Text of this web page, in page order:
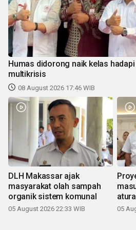
Humas didorong naik kelas
multikrisis
08 August 2026 17:46 WIB
DLH Makassar ajak
masyarakat olah sampah
organik sistem komunal
05 August 2026 22:33 WIB 05